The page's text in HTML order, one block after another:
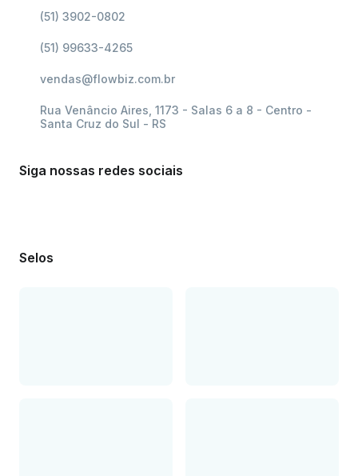
(51) 3902-0802
(51) 99633-4265
vendas@flowbiz.com.br
Rua Venâncio Aires, 1173 - Salas 6 a 8 - Centro -
Santa Cruz do Sul - RS
Siga nossas redes sociais
Selos